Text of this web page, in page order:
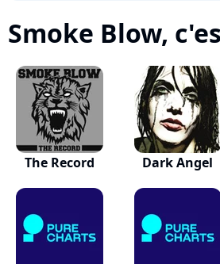
Smoke Blow,
The Record Dark Angel